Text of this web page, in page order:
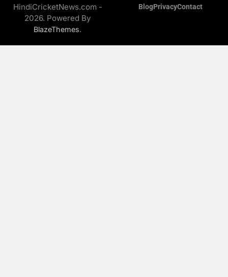
विस्तृत विश्लेषण (2008-2026)
क्रिकेट
8
असली ताकत
आईपीएल 2026
HindiCricketNews.com -
2026. Powered By
BlazeThemes.
BlogPrivacyContact